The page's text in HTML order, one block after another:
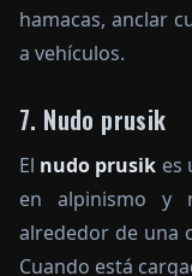
hamacas, anclar
a vehículos.
7. Nudo prusik
El nudo prusik es
en alpinismo y
alrededor de una
Cuando está